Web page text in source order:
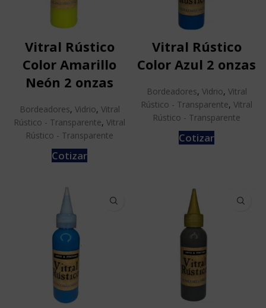
Vitral Rústico
Color Amarillo
Neón 2 onzas
Bordeadores, Vidrio, Vitral
Rústico - Transparente, Vitral
Rústico - Transparente
Cotizar
Vitral Rústico
Color Azul 2 onzas
Bordeadores, Vidrio, Vitral
Rústico - Transparente, Vitral
Rústico - Transparente
Cotizar